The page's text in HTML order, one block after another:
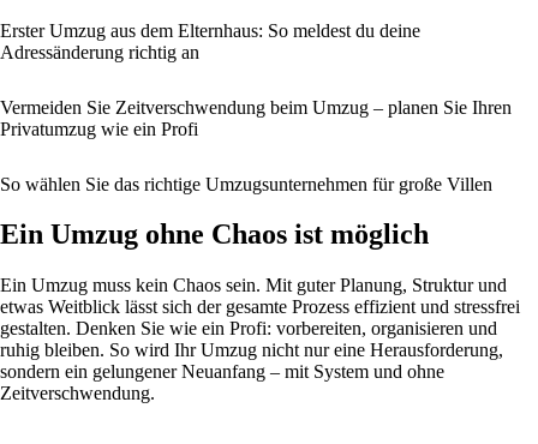
Erster Umzug aus dem Elternhaus: So meldest du deine
Adressänderung richtig an
Vermeiden Sie Zeitverschwendung beim Umzug – planen Sie Ihren
Privatumzug wie ein Profi
So wählen Sie das richtige Umzugsunternehmen für große Villen
Ein Umzug ohne Chaos ist möglich
Ein Umzug muss kein Chaos sein. Mit guter Planung, Struktur und
etwas Weitblick lässt sich der gesamte Prozess effizient und stressfrei
gestalten. Denken Sie wie ein Profi: vorbereiten, organisieren und
ruhig bleiben. So wird Ihr Umzug nicht nur eine Herausforderung,
sondern ein gelungener Neuanfang – mit System und ohne
Zeitverschwendung.